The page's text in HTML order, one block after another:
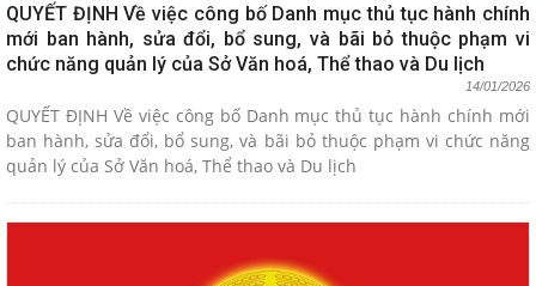
QUYẾT ĐỊNH Về việc công bố Danh mục thủ tục hành chính
mới ban hành, sửa đổi, bổ sung, và bãi bỏ thuộc phạm vi
chức năng quản lý của Sở Văn hoá, Thể thao và Du lịch
14/01/2026
QUYẾT ĐỊNH Về việc công bố Danh mục thủ tục hành chính mới
ban hành, sửa đổi, bổ sung, và bãi bỏ thuộc phạm vi chức năng
quản lý của Sở Văn hoá, Thể thao và Du lịch